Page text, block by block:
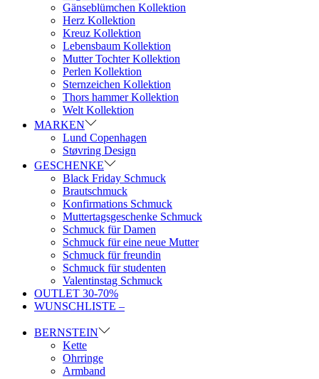
Gänseblümchen Kollektion
Herz Kollektion
Kreuz Kollektion
Lebensbaum Kollektion
Mutter Tochter Kollektion
Perlen Kollektion
Sternzeichen Kollektion
Thors hammer Kollektion
Welt Kollektion
MARKEN
Lund Copenhagen
Støvring Design
GESCHENKE
Black Friday Schmuck
Brautschmuck
Konfirmations Schmuck
Muttertagsgeschenke Schmuck
Schmuck für Damen
Schmuck für eine neue Mutter
Schmuck für freundin
Schmuck für studenten
Valentinstag Schmuck
OUTLET 30-70%
WUNSCHLISTE –
BERNSTEIN
Kette
Ohrringe
Armband